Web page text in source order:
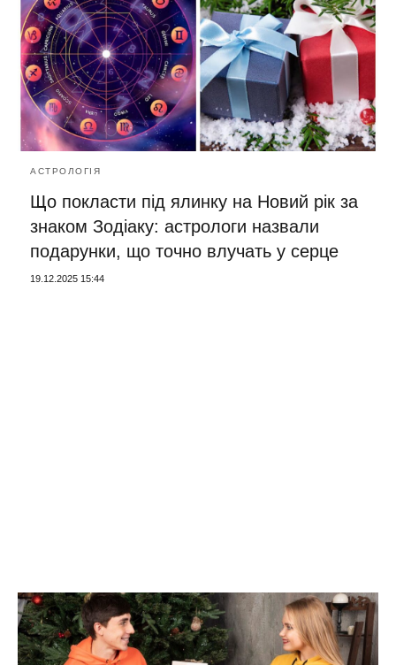
АСТРОЛОГІЯ
Що покласти під ялинку на Новий рік за
знаком Зодіаку: астрологи назвали
подарунки, що точно влучать у серце
19.12.2025 15:44